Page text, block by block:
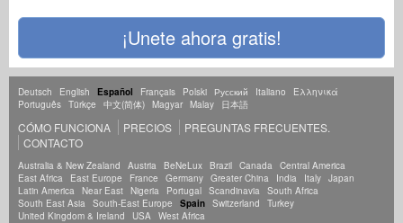
¡Unete ahora gratis!
Deutsch English Español Français Polski Русский Italiano
Ελληνικά
Português Türkçe 中文(简体) Magyar Malay 日本語
CÓMO FUNCIONA PRECIOS
PREGUNTAS FRECUENTES.
CONTACTO
Australia & New Zealand Austria BeNeLux Brazil Canada Central America
East Africa
East Europe France Germany Greater China India Italy Japan
Latin America Near East Nigeria Portugal Scandinavia South Africa
South East Asia South-East Europe Spain Switzerland
Turkey
United Kingdom & Ireland
USA West Africa